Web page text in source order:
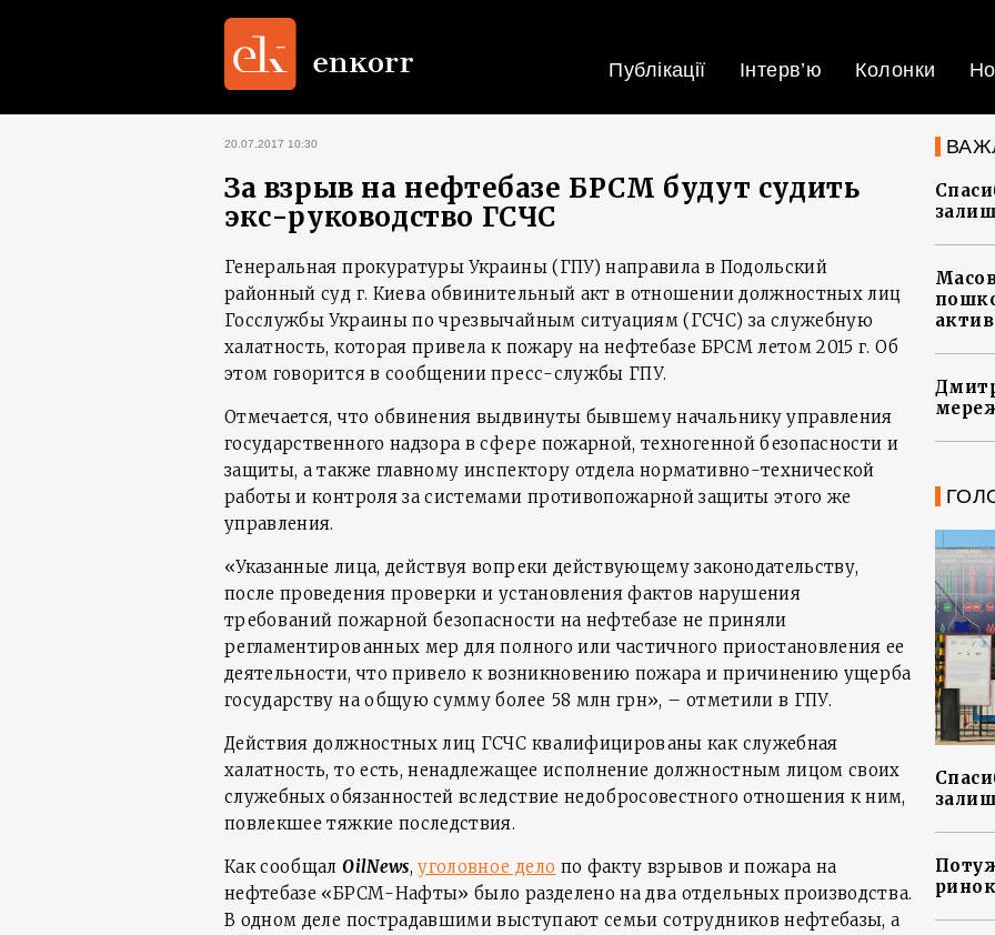
Публікації Інтерв’ю Колонки
20.07.2017 10:30
За взрыв на нефтебазе БРСМ будут судить
экс-руководство ГСЧС
Генеральная прокуратуры Украины (ГПУ) направила в Подольский
районный суд г. Киева обвинительный акт в отношении должностных лиц
Госслужбы Украины по чрезвычайным ситуациям (ГСЧС) за служебную
халатность, которая привела к пожару на нефтебазе БРСМ летом 2015 г. Об
этом говорится в сообщении пресс-службы ГПУ.
Отмечается, что обвинения выдвинуты бывшему начальнику управления
государственного надзора в сфере пожарной, техногенной безопасности и
защиты, а также главному инспектору отдела нормативно-технической
работы и контроля за системами противопожарной защиты этого же
управления.
«Указанные лица, действуя вопреки действующему законодательству,
после проведения проверки и установления фактов нарушения
требований пожарной безопасности на нефтебазе не приняли
регламентированных мер для полного или частичного приостановления ее
деятельности, что привело к возникновению пожара и причинению ущерба
государству на общую сумму более 58 млн грн», – отметили в ГПУ.
Действия должностных лиц ГСЧС квалифицированы как служебная
халатность, то есть, ненадлежащее исполнение должностным лицом своих
служебных обязанностей вследствие недобросовестного отношения к ним,
повлекшее тяжкие последствия.
Как сообщалOilNews,уголовное дело по факту взрывов и пожара на
нефтебазе «БРСМ-Нафты» было разделено на два отдельных производства.
В одном деле пострадавшими выступают семьи сотрудников нефтебазы, а